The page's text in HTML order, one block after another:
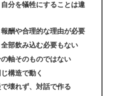
分を犠牲にすることは違
酬や合理的な理由が必要
部飲み込む必要もない
軸そのものではない
構造で動く
壊れず、対話で作る